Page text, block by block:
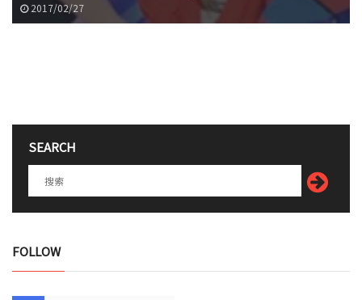
2017/02/27
SEARCH
FOLLOW